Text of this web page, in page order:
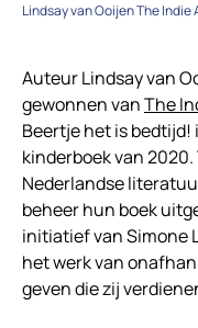
Lindsay van Ooijen The
Auteur Lindsay van
gewonnen vanThe
Beertje het is
kinderboek van
Nederlandse
beheer hun boek
initiatief van Simone
het werk van
geven die zij